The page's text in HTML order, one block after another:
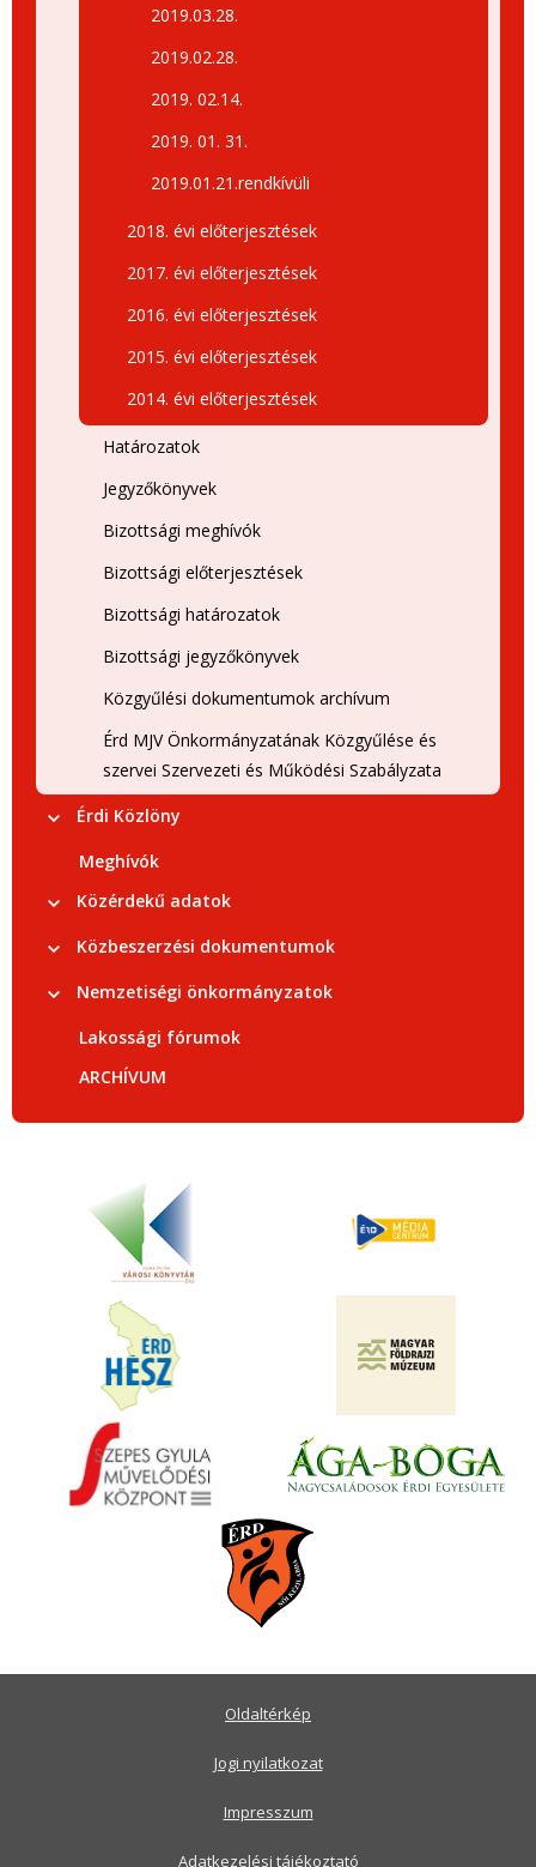
2019.03.28.
2019.02.28.
2019. 02.14.
2019. 01. 31.
2019.01.21.rendkívüli
2018. évi előterjesztések
2017. évi előterjesztések
2016. évi előterjesztések
2015. évi előterjesztések
2014. évi előterjesztések
Határozatok
Jegyzőkönyvek
Bizottsági meghívók
Bizottsági előterjesztések
Bizottsági határozatok
Bizottsági jegyzőkönyvek
Közgyűlési dokumentumok archívum
Érd MJV Önkormányzatának Közgyűlése és
szervei Szervezeti és Működési Szabályzata
Érdi Közlöny
Meghívók
Közérdekű adatok
Közbeszerzési dokumentumok
Nemzetiségi önkormányzatok
Lakossági fórumok
ARCHÍVUM
Oldaltérkép
Jogi nyilatkozat
Impresszum
Adatkezelési tájékoztató